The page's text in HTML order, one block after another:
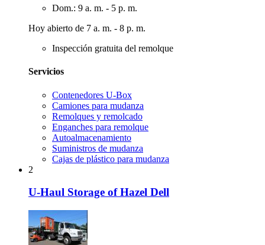
Dom.: 9 a. m. - 5 p. m.
Hoy abierto de 7 a. m. - 8 p. m.
Inspección gratuita del remolque
Servicios
Contenedores U-Box
Camiones para mudanza
Remolques y remolcado
Enganches para remolque
Autoalmacenamiento
Suministros de mudanza
Cajas de plástico para mudanza
2
U-Haul Storage of Hazel Dell